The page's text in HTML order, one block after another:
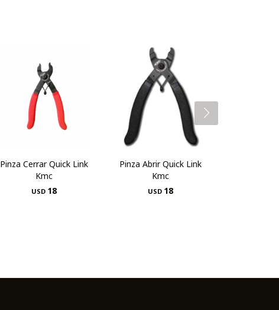
Pinza Cerrar Quick Link
Kmc
USD 18
Pinza Abrir Quick Link
Kmc
USD 18